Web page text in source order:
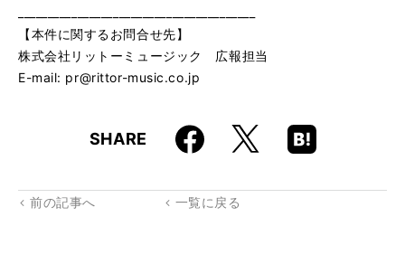
【本件に関するお問合せ先】
株式会社リットーミュージック 広報担当
E-mail: pr@rittor-music.co.jp
SHARE Faceboo
k
X
Hatena
Boo
rk
前の記事へ 一覧に戻る